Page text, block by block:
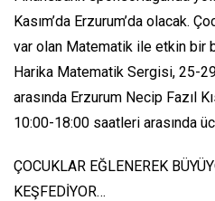
Kasım’da Erzurum’da olacak.
var olan Matematik ile etkin bir
Harika Matematik Sergisi, 25-
arasında Erzurum Necip Fazıl
10:00-18:00 saatleri arasında
ÇOCUKLAR EĞLENEREK
KEŞFEDİYOR…